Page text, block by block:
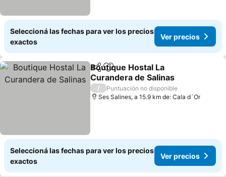
Seleccioná las fechas para ver los precios
exactos
Ver precios
CompartirAñadir a favoritos
Boutique Hostal La
Curandera de Salinas
Ver precios
/
Puntuación no disponible
Ses Salines, a 15.9 km de: Cala d´Or
Seleccioná las fechas para ver los precios
exactos
Ver precios